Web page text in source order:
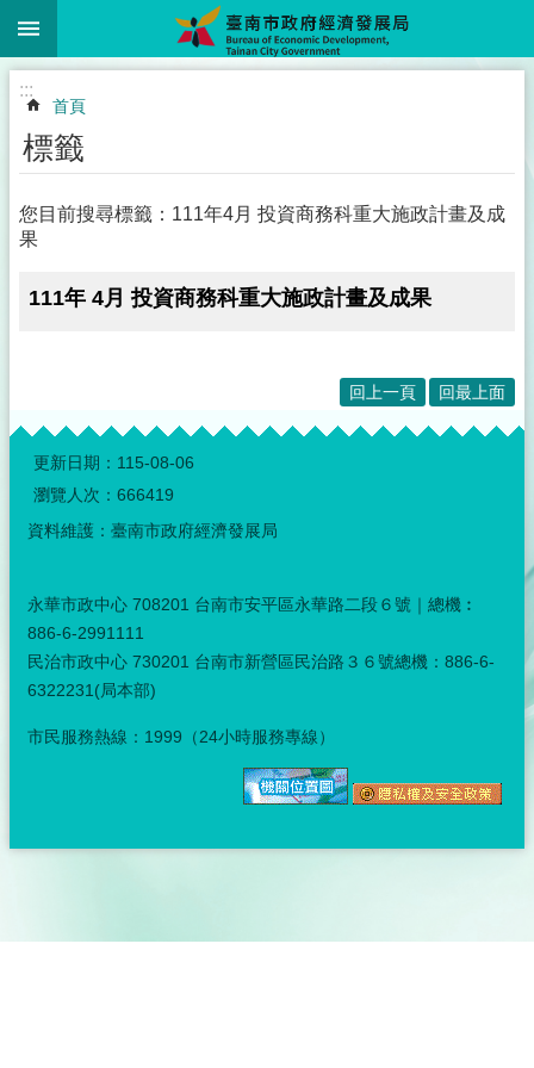
跳到主要內容區塊
:::
首頁
標籤
您目前搜尋標籤：111年4月 投資商務科重大施政計畫及成
果
111年 4月 投資商務科重大施政計畫及成果
回上一頁 回最上面
:::
更新日期： 115-08-06
瀏覽人次： 666419
資料維護：臺南市政府經濟發展局
永華市政中心 708201 台南市安平區永華路二段６號｜總機︰
886-6-2991111
民治市政中心 730201 台南市新營區民治路３６號總機：886-6-
6322231(局本部)
市民服務熱線：1999（24小時服務專線）